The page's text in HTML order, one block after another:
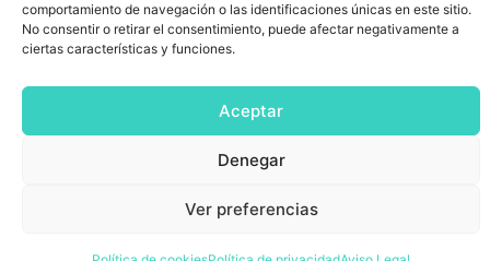
comportamiento de navegación o las identificaciones únicas en este sitio.
No consentir o retirar el consentimiento, puede afectar negativamente a
ciertas características y funciones.
Aceptar
Denegar
Ver preferencias